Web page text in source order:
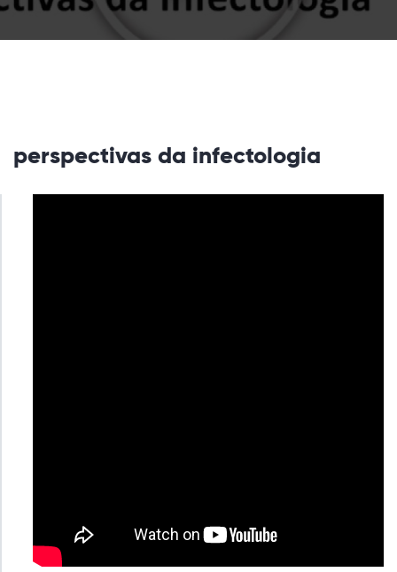
perspectivas da infectologia